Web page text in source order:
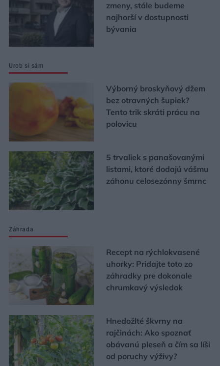
zmeny, stále budeme
najhorší v dostupnosti
bývania
Urob si sám
Výborný broskyňový džem
bez otravných šupiek?
Tento trik skráti prácu na
polovicu
5 trvaliek s panašovanými
listami, ktoré dodajú vášmu
záhonu celosezónny šmrnc
Záhrada
Recept na rýchlokvasené
uhorky: Pridajte toto zo
záhradky pre dokonale
chrumkavý výsledok
Hnedožlté škvrny na
rajčinách: Ako spoznať
obávanú pleseň a čím sa líši
od poruchy výživy?